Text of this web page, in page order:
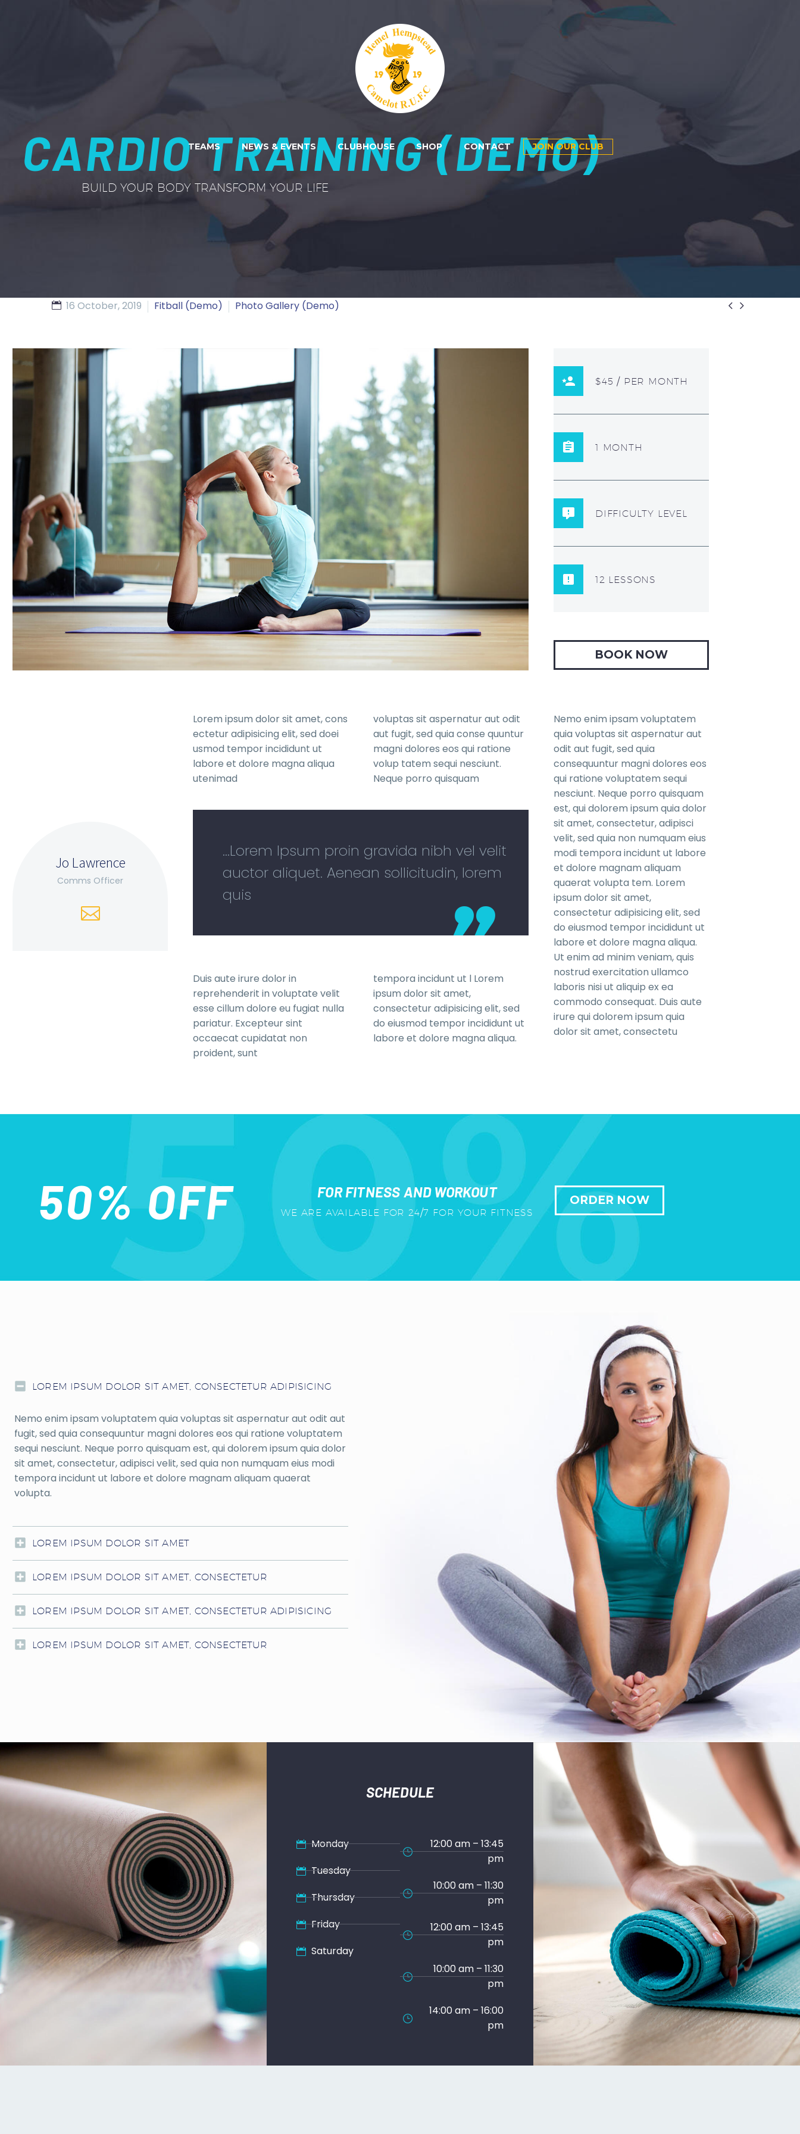
TEAMS NEWS & EVENTS CLUBHOUSE SHOP CONTACT JOIN OUR CLUB
CARDIO TRAINING (DEMO)
BUILD YOUR BODY TRANSFORM YOUR LIFE
 
16 October, 2019 Fitball (Demo) Photo Gallery (Demo)
$45 / PER MONTH
1 MONTH
DIFFICULTY LEVEL
12 LESSONS
BOOK NOW
Jo Lawrence
Comms Officer
Lorem ipsum dolor sit amet, cons
ectetur adipisicing elit, sed doei
usmod tempor incididunt ut
labore et dolore magna aliqua
utenimad
voluptas sit aspernatur aut odit
aut fugit, sed quia conse quuntur
magni dolores eos qui ratione
volup tatem sequi nesciunt.
Neque porro quisquam
...Lorem Ipsum proin gravida nibh vel velit
auctor aliquet. Aenean sollicitudin, lorem
quis
Duis aute irure dolor in
reprehenderit in voluptate velit
esse cillum dolore eu fugiat nulla
pariatur. Excepteur sint
occaecat cupidatat non
proident, sunt
tempora incidunt ut l Lorem
ipsum dolor sit amet,
consectetur adipisicing elit, sed
do eiusmod tempor incididunt ut
labore et dolore magna aliqua.
Nemo enim ipsam voluptatem
quia voluptas sit aspernatur aut
odit aut fugit, sed quia
consequuntur magni dolores eos
qui ratione voluptatem sequi
nesciunt. Neque porro quisquam
est, qui dolorem ipsum quia dolor
sit amet, consectetur, adipisci
velit, sed quia non numquam eius
modi tempora incidunt ut labore
et dolore magnam aliquam
quaerat volupta tem. Lorem
ipsum dolor sit amet,
consectetur adipisicing elit, sed
do eiusmod tempor incididunt ut
labore et dolore magna aliqua.
Ut enim ad minim veniam, quis
nostrud exercitation ullamco
laboris nisi ut aliquip ex ea
commodo consequat. Duis aute
irure qui dolorem ipsum quia
dolor sit amet, consectetu
50% OFF FOR FITNESS AND WORKOUT
WE ARE AVAILABLE FOR 24/7 FOR YOUR FITNESS
ORDER NOW
LOREM IPSUM DOLOR SIT AMET, CONSECTETUR ADIPISICING
Nemo enim ipsam voluptatem quia voluptas sit aspernatur aut odit aut
fugit, sed quia consequuntur magni dolores eos qui ratione voluptatem
sequi nesciunt. Neque porro quisquam est, qui dolorem ipsum quia dolor
sit amet, consectetur, adipisci velit, sed quia non numquam eius modi
tempora incidunt ut labore et dolore magnam aliquam quaerat
volupta.
LOREM IPSUM DOLOR SIT AMET
LOREM IPSUM DOLOR SIT AMET, CONSECTETUR
LOREM IPSUM DOLOR SIT AMET, CONSECTETUR ADIPISICING
LOREM IPSUM DOLOR SIT AMET, CONSECTETUR
SCHEDULE
Monday
Tuesday
Thursday
Friday
Saturday
12:00 am – 13:45
pm
10:00 am – 11:30
pm
12:00 am – 13:45
pm
10:00 am – 11:30
pm
14:00 am – 16:00
pm